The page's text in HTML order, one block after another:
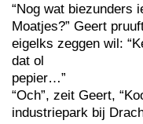
“Nog wat biezunders
Moatjes?” Geert
eigelks zeggen wil:
dat ol
pepier…”
“Och”, zeit Geert,
industriepark bij